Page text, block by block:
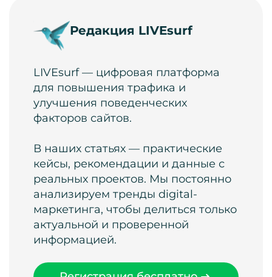
Редакция LIVEsurf
LIVEsurf — цифровая платформа
для повышения трафика и
улучшения поведенческих
факторов сайтов.
В наших статьях — практические
кейсы, рекомендации и данные с
реальных проектов. Мы постоянно
анализируем тренды digital-
маркетинга, чтобы делиться только
актуальной и проверенной
информацией.